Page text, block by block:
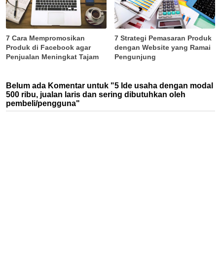
7 Cara Mempromosikan
Produk di Facebook agar
Penjualan Meningkat Tajam
7 Strategi Pemasaran Produk
dengan Website yang Ramai
Pengunjung
Belum ada Komentar untuk "5 Ide usaha dengan modal
500 ribu, jualan laris dan sering dibutuhkan oleh
pembeli/pengguna"